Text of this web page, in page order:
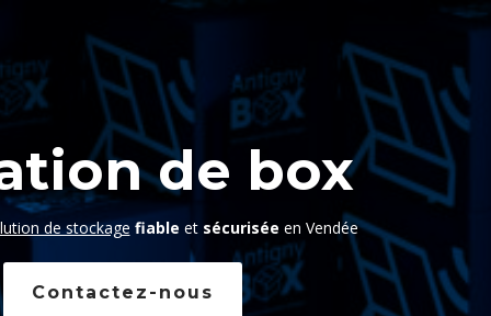
de box
de stockage fiable et sécurisée en Vendée
Contactez-nous